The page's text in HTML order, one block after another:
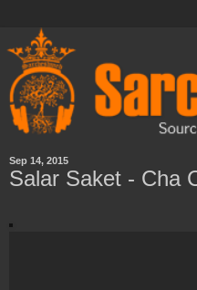
Sep 14, 2015
Salar Saket - Cha